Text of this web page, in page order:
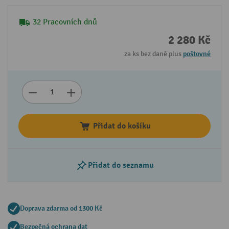
32 Pracovních dnů
2 280 Kč
za ks bez daně plus poštovné
Přidat do košíku
Přidat do seznamu
Doprava zdarma od 1300 Kč
Bezpečná ochrana dat